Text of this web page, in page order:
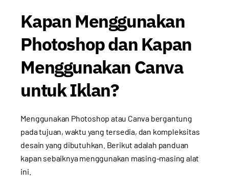
Kapan Menggunakan
Photoshop dan Kapan
Menggunakan Canva
untuk Iklan?
Menggunakan Photoshop atau Canva bergantung
pada tujuan, waktu yang tersedia, dan kompleksitas
desain yang dibutuhkan. Berikut adalah panduan
kapan sebaiknya menggunakan masing-masing alat
ini.